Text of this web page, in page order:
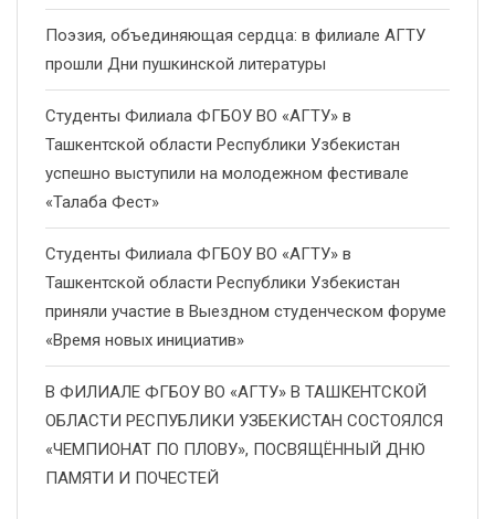
Поэзия, объединяющая сердца: в филиале АГТУ
прошли Дни пушкинской литературы
Студенты Филиала ФГБОУ ВО «АГТУ» в
Ташкентской области Республики Узбекистан
успешно выступили на молодежном фестивале
«Талаба Фест»
Студенты Филиала ФГБОУ ВО «АГТУ» в
Ташкентской области Республики Узбекистан
приняли участие в Выездном студенческом форуме
«Время новых инициатив»
В ФИЛИАЛЕ ФГБОУ ВО «АГТУ» В ТАШКЕНТСКОЙ
ОБЛАСТИ РЕСПУБЛИКИ УЗБЕКИСТАН СОСТОЯЛСЯ
«ЧЕМПИОНАТ ПО ПЛОВУ», ПОСВЯЩЁННЫЙ ДНЮ
ПАМЯТИ И ПОЧЕСТЕЙ